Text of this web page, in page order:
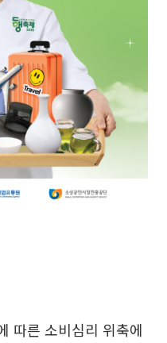
따른 소비심리 위축에